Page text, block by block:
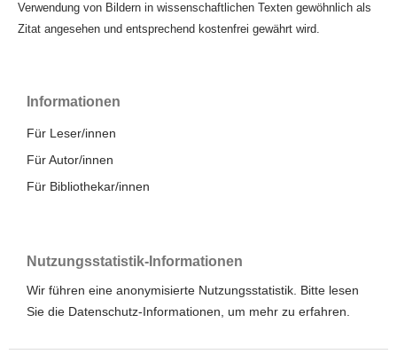
Verwendung von Bildern in wissenschaftlichen Texten gewöhnlich als
Zitat angesehen und entsprechend kostenfrei gewährt wird.
Informationen
Für Leser/innen
Für Autor/innen
Für Bibliothekar/innen
Nutzungsstatistik-Informationen
Wir führen eine anonymisierte Nutzungsstatistik. Bitte lesen
Sie die Datenschutz-Informationen , um mehr zu erfahren.